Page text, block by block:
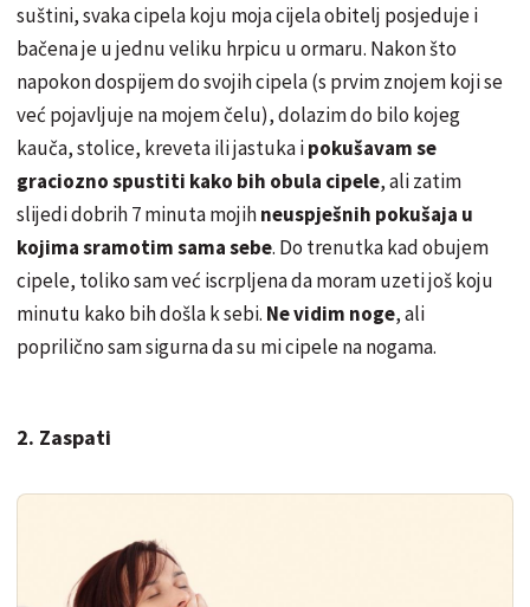
suštini, svaka cipela koju moja cijela obitelj posjeduje i
bačena je u jednu veliku hrpicu u ormaru. Nakon što
napokon dospijem do svojih cipela (s prvim znojem koji se
već pojavljuje na mojem čelu), dolazim do bilo kojeg
kauča, stolice, kreveta ili jastuka ipokušavam se
graciozno spustiti kako bih obula cipele, ali zatim
slijedi dobrih 7 minuta mojihneuspješnih pokušaja u
kojima sramotim sama sebe. Do trenutka kad obujem
cipele, toliko sam već iscrpljena da moram uzeti još koju
minutu kako bih došla k sebi. Ne vidim noge, ali
poprilično sam sigurna da su mi cipele na nogama.
2. Zaspati